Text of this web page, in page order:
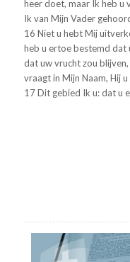
heer doet, maar Ik heb u
Ik van Mijn Vader
16 Niet u hebt Mij
heb u ertoe bestemd dat
dat uw vrucht zou
vraagt in Mijn Naam, Hij
17 Dit gebied Ik u: dat u